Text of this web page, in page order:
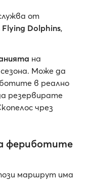
от
Flying Dolphins,
на
Може да
в реално
резервирате
чрез
фериботите
маршрут има